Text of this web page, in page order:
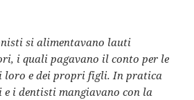
si alimentavano lauti
i quali pagavano il conto per le
loro e dei propri figli. In pratica
e i dentisti mangiavano con la